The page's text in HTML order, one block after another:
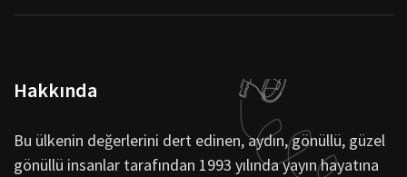
Hakkında
Bu ülkenin değerlerini dert edinen, aydın, gönüllü, güzel
gönüllü insanlar tarafından 1993 yılında yayın hayatına